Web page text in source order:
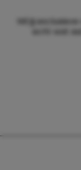
Wil jij
echt wat